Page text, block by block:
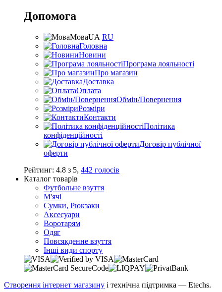
Допомога
МоваUA RU
Головна
Новини
Програма лояльності
Про магазин
Доставка
Оплата
Обмін/Повернення
Розміри
Контакти
Політика
конфіденційності
Договір публічної
оферти
Рейтинг: 4.8 з 5, 442 голосів
Каталог товарів
Футбольне взуття
М'ячі
Сумки, Рюкзаки
Аксесуари
Воротарям
Одяг
Повсякденне взуття
Інші види спорту
Створення інтернет магазину і технічна підтримка — Etechs.